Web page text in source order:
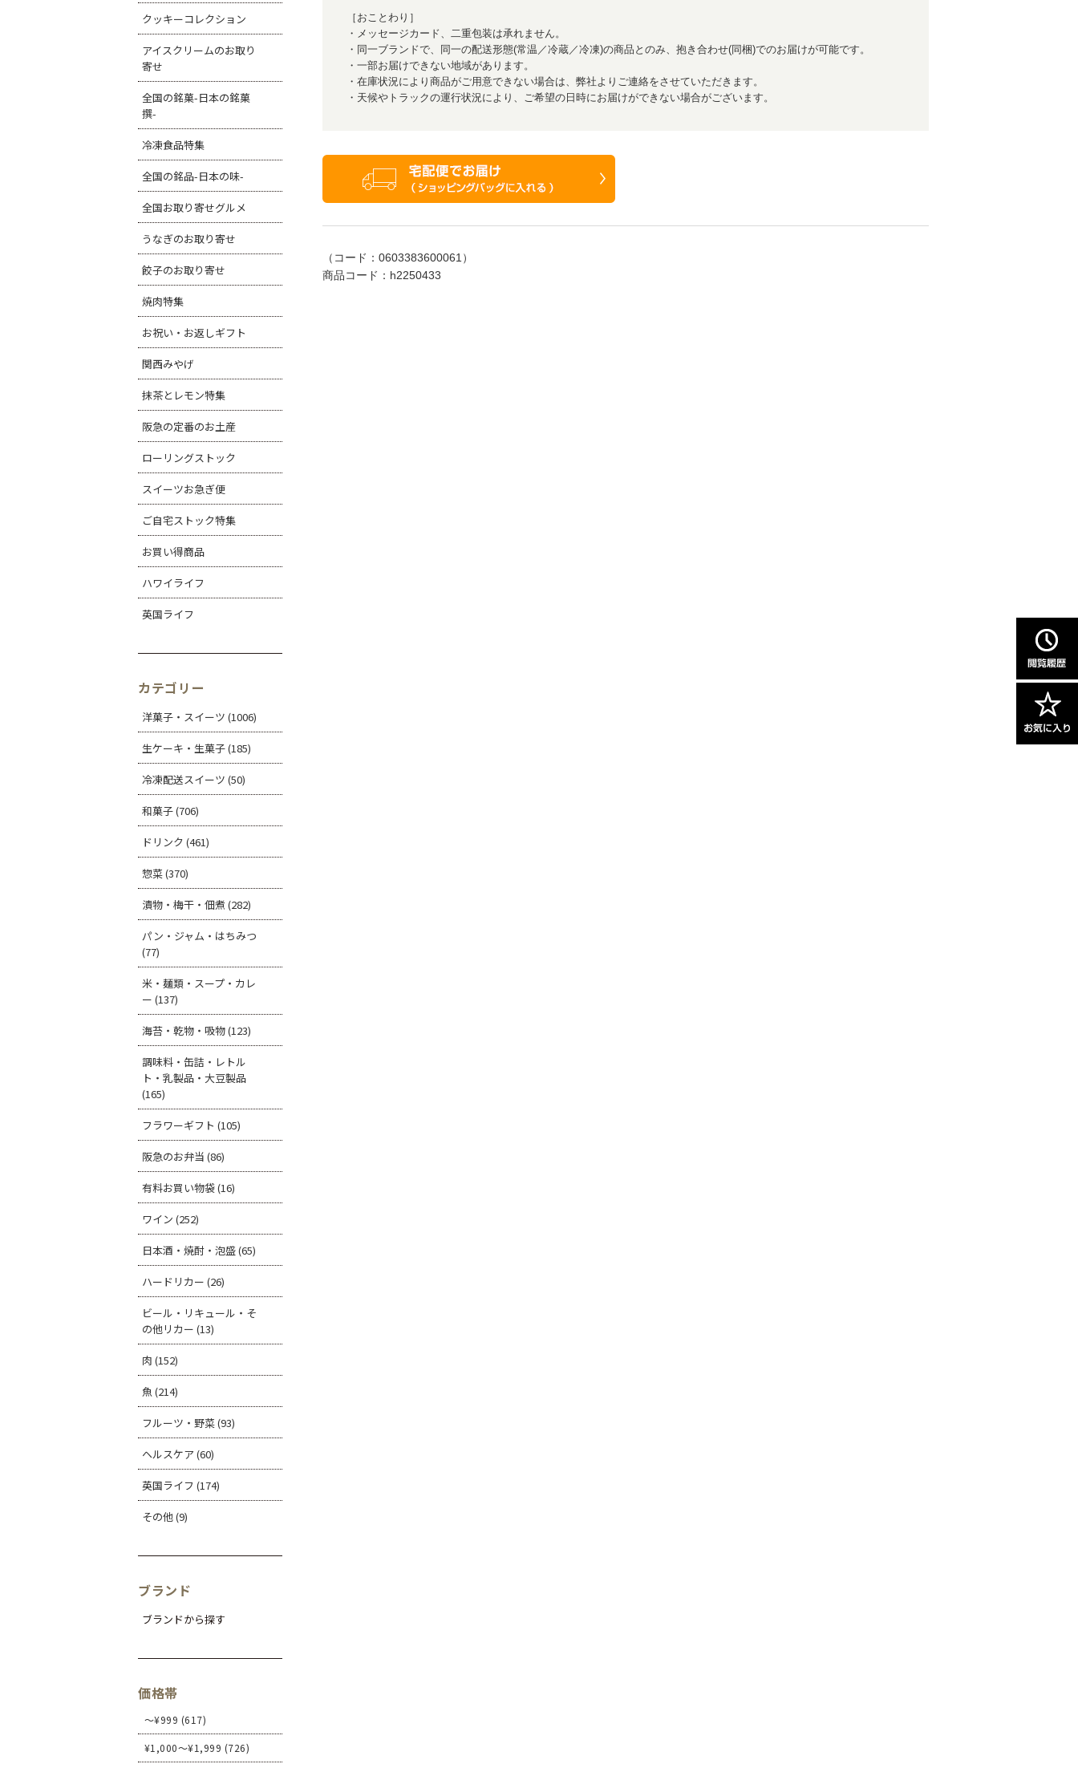
［おことわり］
・メッセージカード、二重包装は承れません。
・同一ブランドで、同一の配送形態(常温／冷蔵／冷凍)の商品とのみ、抱き合わせ(同梱)でのお届けが可能です。
・一部お届けできない地域があります。
・在庫状況により商品がご用意できない場合は、弊社よりご連絡をさせていただきます。
・天候やトラックの運行状況により、ご希望の日時にお届けができない場合がございます。
（コード： 0603383600061 ）
商品コード：h2250433
クッキーコレクション
アイスクリームのお取り
寄せ
全国の銘菓-日本の銘菓
撰-
冷凍食品特集
全国の銘品-日本の味-
全国お取り寄せグルメ
うなぎのお取り寄せ
餃子のお取り寄せ
焼肉特集
お祝い・お返しギフト
関西みやげ
抹茶とレモン特集
阪急の定番のお土産
ローリングストック
スイーツお急ぎ便
ご自宅ストック特集
お買い得商品
ハワイライフ
英国ライフ
カテゴリー
洋菓子・スイーツ (1006)
生ケーキ・生菓子 (185)
冷凍配送スイーツ (50)
和菓子 (706)
ドリンク (461)
惣菜 (370)
漬物・梅干・佃煮 (282)
パン・ジャム・はちみつ
(77)
米・麺類・スープ・カレ
ー (137)
海苔・乾物・吸物 (123)
調味料・缶詰・レトル
ト・乳製品・大豆製品
(165)
フラワーギフト (105)
阪急のお弁当 (86)
有料お買い物袋 (16)
ワイン (252)
日本酒・焼酎・泡盛 (65)
ハードリカー (26)
ビール・リキュール・そ
の他リカー (13)
肉 (152)
魚 (214)
フルーツ・野菜 (93)
ヘルスケア (60)
英国ライフ (174)
その他 (9)
ブランド
ブランドから探す
価格帯
～¥999 (617)
¥1,000～¥1,999 (726)